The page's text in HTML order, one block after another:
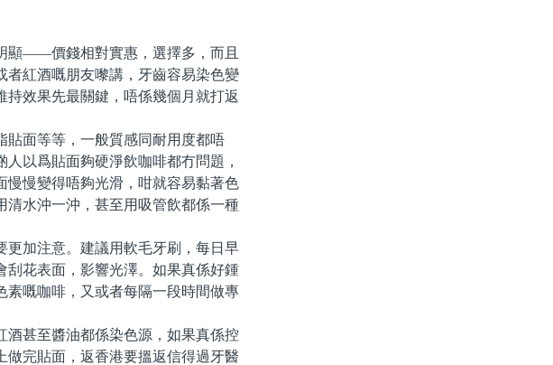
——價錢相對實惠，選擇多，而且
者紅酒嘅朋友嚟講，牙齒容易染色變
效果先最關鍵，唔係幾個月就打返
面等等，一般質感同耐用度都唔
以爲貼面夠硬淨飲咖啡都冇問題，
慢慢變得唔夠光滑，咁就容易黏著色
清水沖一沖，甚至用吸管飲都係一種
加注意。建議用軟毛牙刷，每日早
刮花表面，影響光澤。如果真係好鍾
素嘅咖啡，又或者每隔一段時間做專
甚至醬油都係染色源，如果真係控
做完貼面，返香港要搵返信得過牙醫